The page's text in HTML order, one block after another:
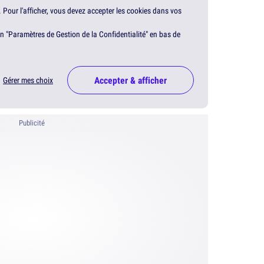
l'afficher, vous devez accepter les cookies dans vos
"Paramètres de Gestion de la Confidentialité" en bas de
Gérer mes choix Accepter & afficher
Publicité